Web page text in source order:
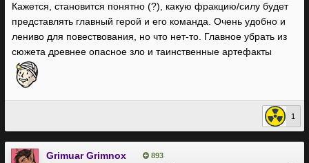
Кажется, становится понятно (?), какую фракцию/силу будет
представлять главный герой и его команда. Очень удобно и
лениво для повествования, но что нет-то. Главное убрать из
сюжета древнее опасное зло и таинственные артефакты
1
Grimuar Grimnox 893